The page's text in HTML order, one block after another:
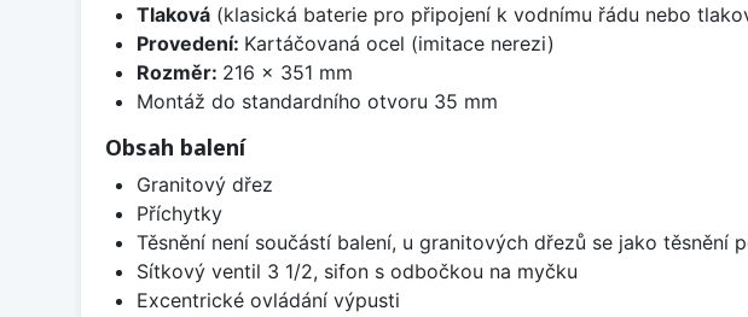
Tlaková(klasická baterie pro připojení k vodnímu řádu nebo
Provedení: Kartáčovaná ocel (imitace nerezi)
Rozměr: 216 x 351 mm
Montáž do standardního otvoru 35 mm
Obsah balení
Granitový dřez
Příchytky
Těsnění není součástí balení, u granitových dřezů se jako těsnění
Sítkový ventil 3 1/2, sifon s odbočkou na myčku
Excentrické ovládání výpusti